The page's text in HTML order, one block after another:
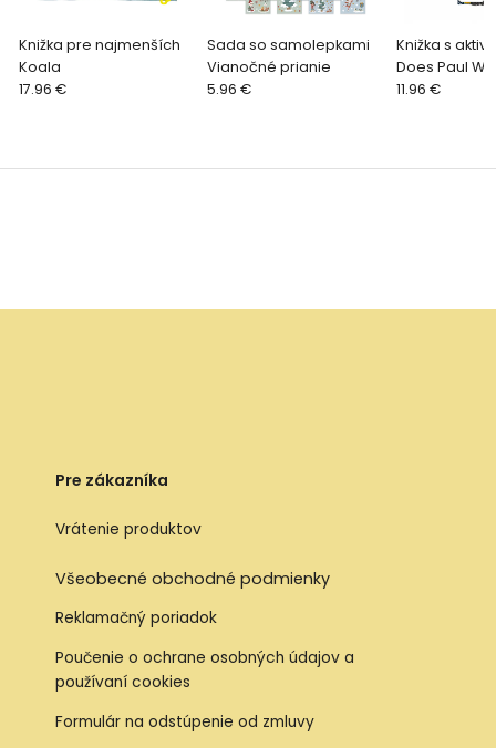
Knižka pre najmenších
Koala
17.96 €
Sada so samolepkami
Vianočné prianie
5.96 €
Knižka s
Does Paul
11.96 €
Pre zákazníka
Vrátenie produktov
Všeobecné obchodné podmienky
Reklamačný poriadok
Poučenie o ochrane osobných údajov a
používaní cookies
Formulár na odstúpenie od zmluvy